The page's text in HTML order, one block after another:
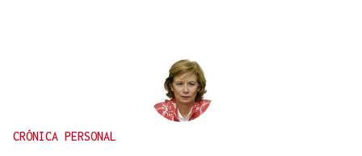
CRÓNICA PERSONAL